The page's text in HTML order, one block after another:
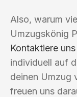
Also, warum
Umzugskönig
Kontaktiere uns
individuell auf
deinen Umzug
freuen uns